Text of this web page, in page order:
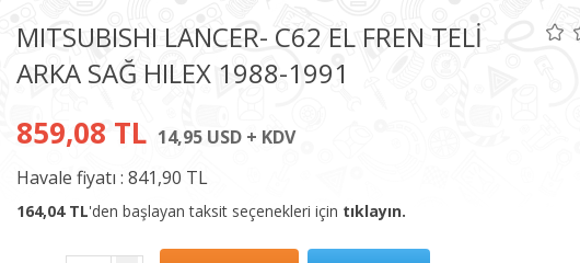
MITSUBISHI LANCER- C62 EL FREN TELİ
ARKA SAĞ HILEX 1988-1991
859,08 TL 14,95 USD + KDV
Havale fiyatı : 841,90 TL
164,04 TL'den başlayan taksit seçenekleri için tıklayın.